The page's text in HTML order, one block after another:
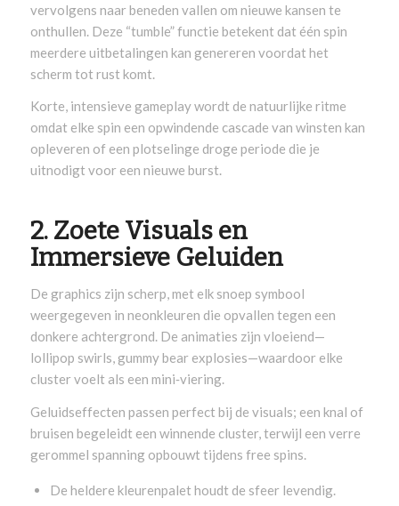
vervolgens naar beneden vallen om nieuwe kansen te
onthullen. Deze “tumble” functie betekent dat één spin
meerdere uitbetalingen kan genereren voordat het
scherm tot rust komt.
Korte, intensieve gameplay wordt de natuurlijke ritme
omdat elke spin een opwindende cascade van winsten kan
opleveren of een plotselinge droge periode die je
uitnodigt voor een nieuwe burst.
2. Zoete Visuals en
Immersieve Geluiden
De graphics zijn scherp, met elk snoep symbool
weergegeven in neonkleuren die opvallen tegen een
donkere achtergrond. De animaties zijn vloeiend—
lollipop swirls, gummy bear explosies—waardoor elke
cluster voelt als een mini‑viering.
Geluidseffecten passen perfect bij de visuals; een knal of
bruisen begeleidt een winnende cluster, terwijl een verre
gerommel spanning opbouwt tijdens free spins.
De heldere kleurenpalet houdt de sfeer levendig.